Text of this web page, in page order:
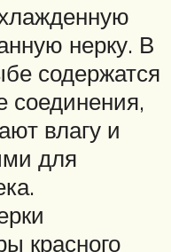
нерку. В
содержатся
соединения,
влагу и
для
красного